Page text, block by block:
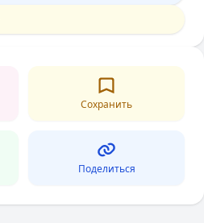
Сохранить
Поделиться